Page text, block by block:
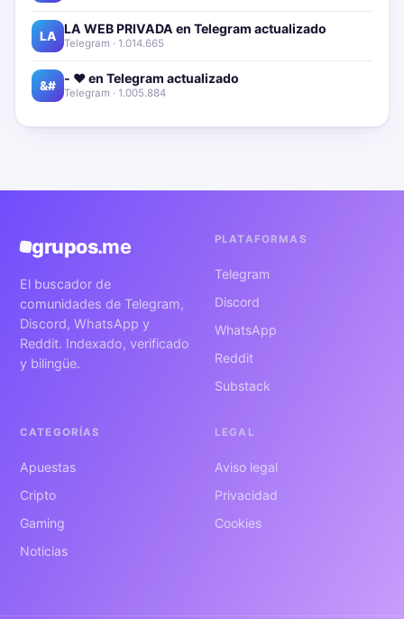
LA LA WEB PRIVADA en Telegram actualizado📱🔥
Telegram · 1.014.665
&# - ❤️ en Telegram actualizado📱🔥
Telegram · 1.005.884
grupos.me
El buscador de
comunidades de Telegram,
Discord, WhatsApp y
Reddit. Indexado, verificado
y bilingüe.
PLATAFORMAS
Telegram
Discord
WhatsApp
Reddit
Substack
CATEGORÍAS
Apuestas
Cripto
Gaming
Noticias
LEGAL
Aviso legal
Privacidad
Cookies